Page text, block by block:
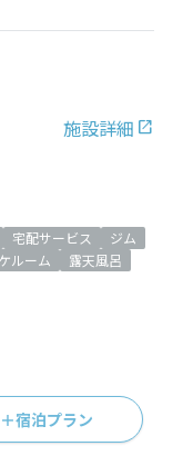
施設詳細
宅配サービス
ジム
ルーム
露天風呂
宿泊プラン